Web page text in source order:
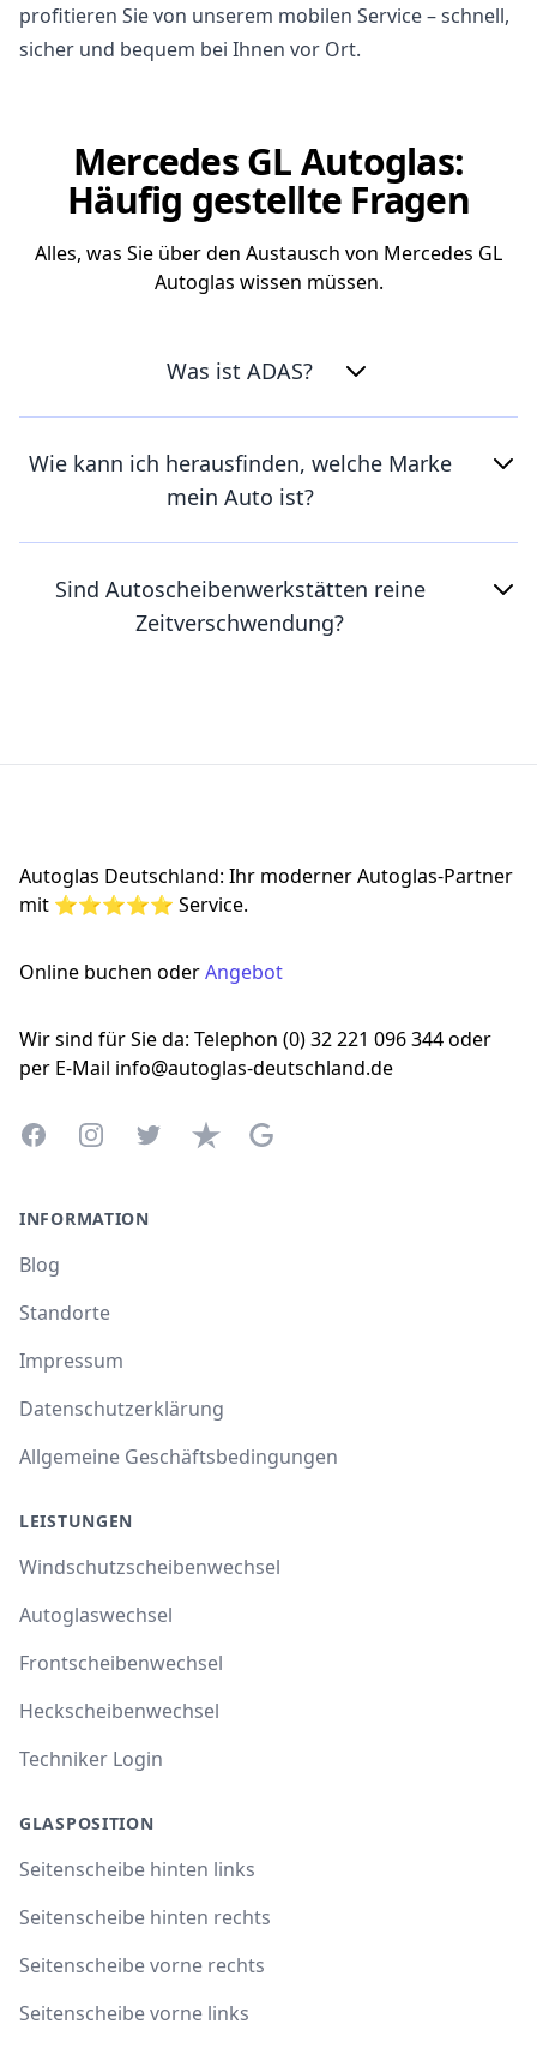
profitieren Sie von unserem mobilen Service – schnell,
sicher und bequem bei Ihnen vor Ort.
Mercedes GL Autoglas:
Häufig gestellte Fragen
Alles, was Sie über den Austausch von Mercedes GL
Autoglas wissen müssen.
Was ist ADAS?
Wie kann ich herausfinden, welche Marke
mein Auto ist?
Sind Autoscheibenwerkstätten reine
Zeitverschwendung?
Autoglas Deutschland: Ihr moderner Autoglas-Partner
mit ⭐⭐⭐⭐⭐ Service.
Online buchen oderAngebot
Wir sind für Sie da: Telephon (0) 32 221 096 344 oder
per E-Mail info@autoglas-deutschland.de
FacebookInstagramTwitterTrustpilotGoogle Business Profile
INFORMATION
Blog
Standorte
Impressum
Datenschutzerklärung
Allgemeine Geschäftsbedingungen
LEISTUNGEN
Windschutzscheibenwechsel
Autoglaswechsel
Frontscheibenwechsel
Heckscheibenwechsel
Techniker Login
GLASPOSITION
Seitenscheibe hinten links
Seitenscheibe hinten rechts
Seitenscheibe vorne rechts
Seitenscheibe vorne links